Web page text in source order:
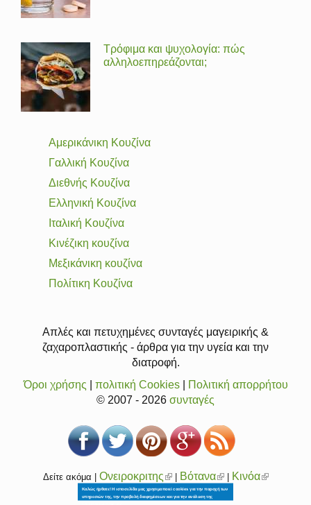
Τρόφιμα και ψυχολογία: πώς
αλληλοεπηρεάζονται;
Αμερικάνικη Κουζίνα
Γαλλική Κουζίνα
Διεθνής Κουζίνα
Ελληνική Κουζίνα
Ιταλική Κουζίνα
Κινέζικη κουζίνα
Μεξικάνικη κουζίνα
Πολίτικη Κουζίνα
Απλές και πετυχημένες συνταγές μαγειρικής &
ζαχαροπλαστικής - άρθρα για την υγεία και την
διατροφή.
Όροι χρήσης
πολιτική Cookies|
Πολιτική απορρήτου
© 2007 - 2026 συνταγές
Δείτε ακόμα | Ονειροκριτης(link
is
| Βότανα(link
is
| Κινόα(link
Καλώς ήρθατε! Η ιστοσελίδα μας χρησιμοποιεί cookies για την παροχή των
υπηρεσιών της, την προβολή διαφημίσεων και για την ανάλυση της